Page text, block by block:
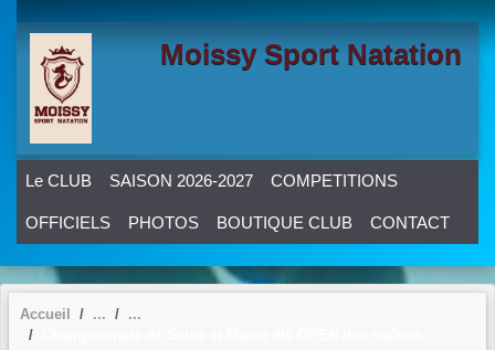
Moissy Sport Natation
Le CLUB SAISON 2026-2027 COMPETITIONS
OFFICIELS PHOTOS BOUTIQUE CLUB CONTACT
Accueil